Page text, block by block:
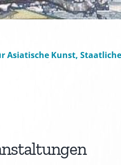
Asiatische Kunst,